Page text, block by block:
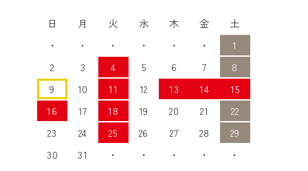
日 月 火 水 木 金
土
・
・ ・ ・ ・ ・
1
2
3 4 5 6 7
8
9
10 11 12 13 14
15
16
17 18 19 20 21
22
23
24 25 26 27 28
29
30
31 ・ ・ ・ ・ ・